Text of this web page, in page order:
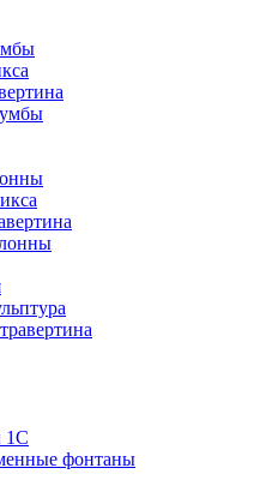
фонтаны